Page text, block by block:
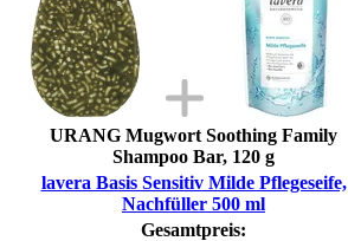
URANG Mugwort Soothing Family
Shampoo Bar, 120 g
lavera Basis Sensitiv Milde Pflegeseife,
Nachfüller 500 ml
Gesamtpreis: